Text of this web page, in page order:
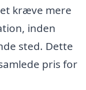
kræve mere
inden
sted. Dette
pris for